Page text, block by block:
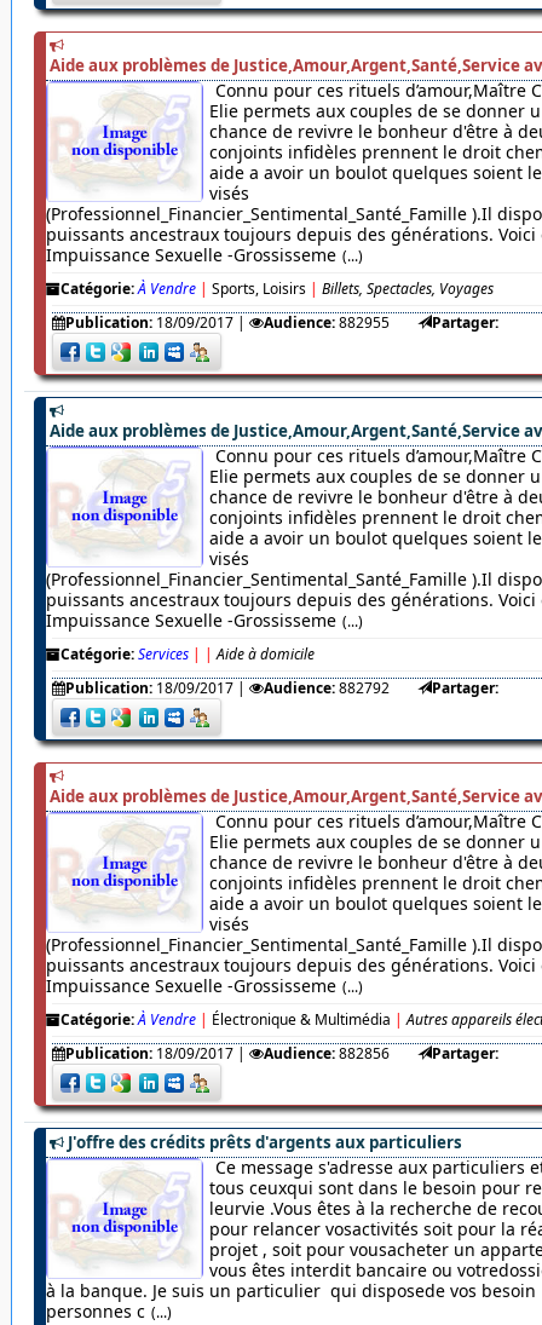
Aide aux problèmes de Justice,Amour,Argent,Santé,Service
Connu pour ces rituels d’amour,Maître
Elie permets aux couples de se donner
chance de revivre le bonheur d'être à
conjoints infidèles prennent le droit
aide a avoir un boulot quelques soient
visés
(Professionnel_Financier_Sentimental_Santé_Famille ).Il
puissants ancestraux toujours depuis des générations. Voici
Impuissance Sexuelle -Grossisseme (...)
Catégorie:À Vendre | Sports, Loisirs | Billets, Spectacles, Voyages
Publication: 18/09/2017| Audience:882955 Partager:
Aide aux problèmes de Justice,Amour,Argent,Santé,Service
Connu pour ces rituels d’amour,Maître
Elie permets aux couples de se donner
chance de revivre le bonheur d'être à
conjoints infidèles prennent le droit
aide a avoir un boulot quelques soient
visés
(Professionnel_Financier_Sentimental_Santé_Famille ).Il
puissants ancestraux toujours depuis des générations. Voici
Impuissance Sexuelle -Grossisseme (...)
Catégorie:Services | | Aide à domicile
Publication: 18/09/2017| Audience:882792 Partager:
Aide aux problèmes de Justice,Amour,Argent,Santé,Service
Connu pour ces rituels d’amour,Maître
Elie permets aux couples de se donner
chance de revivre le bonheur d'être à
conjoints infidèles prennent le droit
aide a avoir un boulot quelques soient
visés
(Professionnel_Financier_Sentimental_Santé_Famille ).Il
puissants ancestraux toujours depuis des générations. Voici
Impuissance Sexuelle -Grossisseme (...)
Catégorie:À Vendre | Électronique & Multimédia | Autres appareils
Publication: 18/09/2017| Audience:882856 Partager:
J'offre des crédits prêts d'argents aux particuliers
Ce message s'adresse aux particuliers
tous ceuxqui sont dans le besoin pour
leurvie .Vous êtes à la recherche de
pour relancer vosactivités soit pour la
projet , soit pour vousacheter un
vous êtes interdit bancaire ou
à la banque. Je suis un particulier qui disposede vos
personnes c (...)